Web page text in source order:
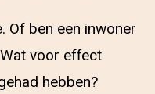
Of ben een inwoner
voor effect
hebben?